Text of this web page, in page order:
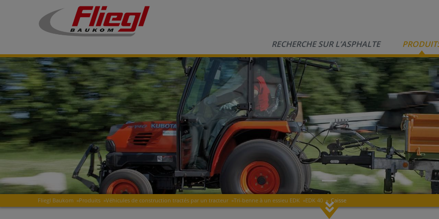
RECHERCHE SUR L’ASPHALTE
Fliegl Baukom »Produits »Véhicules de construction tractés par un tracteur »Tri-benne à un essieu EDK »EDK 40 » Caisse